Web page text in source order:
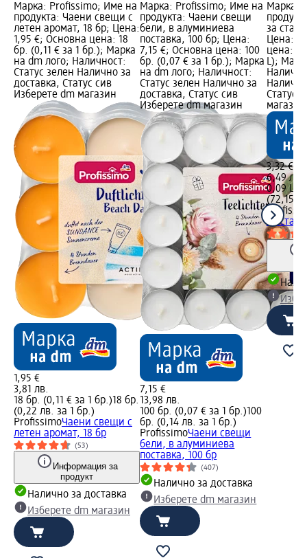
Марка: Profissimo; Име на
продукта: Чаени свещи с
летен аромат, 18 бр; Цена:
1,95 €; Основна цена: 18
бр. (0,11 € за 1 бр.); Марка
на dm лого; Наличност:
Статус зелен Налично за
доставка, Статус сив
Изберете dm магазин
1,95 €
3,81 лв.
18 бр. (0,11 € за 1 бр.)18 бр.
(0,22 лв. за 1 бр.)
ProfissimoЧаени свещи с
летен аромат, 18 бр
(53)
Информация за
продукт
Налично за доставка
Изберете dm магазин
Марка: Profissimo; Име на
продукта: Чаени свещи
бели, в алуминиева
поставка, 100 бр; Цена:
7,15 €; Основна цена: 100
бр. (0,07 € за 1 бр.); Марка
на dm лого; Наличност:
Статус зелен Налично за
доставка, Статус сив
Изберете dm магазин
7,15 €
13,98 лв.
100 бр. (0,07 € за 1 бр.)100
бр. (0,14 лв. за 1 бр.)
ProfissimoЧаени свещи
бели, в алуминиева
поставка, 100 бр
(407)
Налично за доставка
Изберете dm магазин
Марка:
за стая
Цена:
цена:
L);
Статус
магазин
3,32 €
6,49 лв.
0,09 L
(72,15
за стая